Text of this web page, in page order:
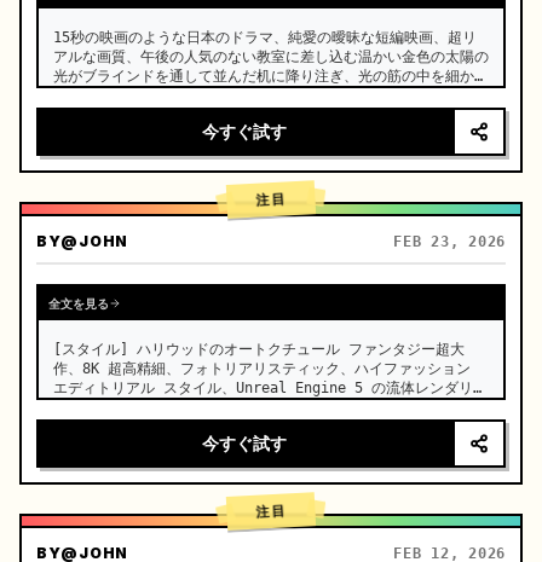
15秒の映画のような日本のドラマ、純愛の曖昧な短編映画、超リ
アルな画質、午後の人気のない教室に差し込む温かい金色の太陽の
光がブラインドを通して並んだ机に降り注ぎ、光の筋の中を細かな
今すぐ試す
注目
BY@JOHN FEB 23, 2026
全文を見る
[スタイル] ハリウッドのオートクチュール ファンタジー超大
作、8K 超高精細、フォトリアリスティック、ハイファッション
エディトリアル スタイル、Unreal Engine 5 の流体レンダリン
実のウユニ塩湖（スカイミラー）の塩原。空には重苦しい暗い雲が
立ち込め、地面はすべてを鏡のように完璧に映し出し、全体的にミ
ニマリストでクールなトーンの絵が広がる。[00:00-00:05] シ
ョット 1: オートクチュールの登場と陶器のような肌。カメラ位
今すぐ試す
注目
BY@JOHN FEB 12, 2026